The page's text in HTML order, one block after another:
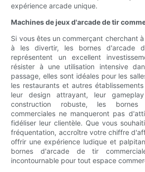
expérience arcade unique.
Machines de jeux d'arcade de tir
Si vous êtes un commerçant cherchant
à les divertir, les bornes d'arcade
représentent un excellent
résister à une utilisation intensive
passage, elles sont idéales pour les
les restaurants et autres
leur design attrayant, leur
construction robuste, les
commerciales ne manqueront pas
fidéliser leur clientèle. Que vous
fréquentation, accroître votre chiffre
offrir une expérience ludique et
bornes d'arcade de tir
incontournable pour tout espace